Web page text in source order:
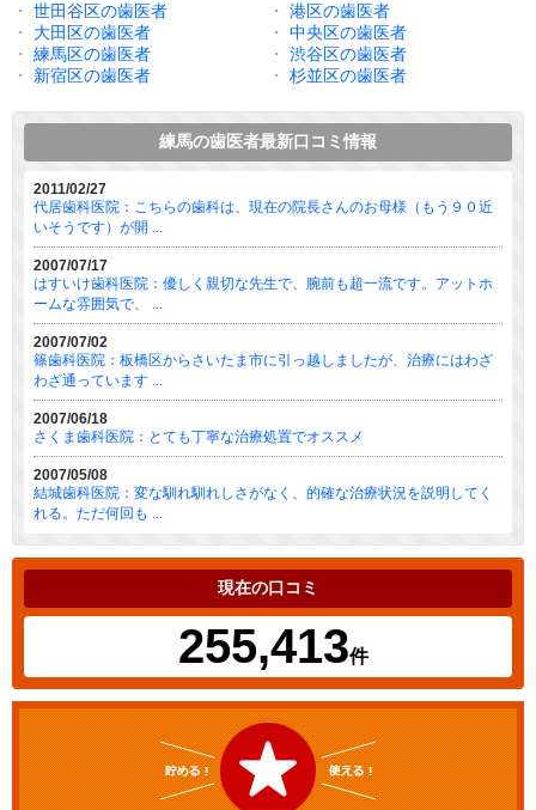
・ 世田谷区の歯医者 ・
港区の歯医者
・
大田区の歯医者 ・
中央区の歯医者
・
練馬区の歯医者 ・
渋谷区の歯医者
・
新宿区の歯医者 ・ 杉並区の歯医者
練馬の歯医者最新口コミ情報
2011/02/27
代居歯科医院：こちらの歯科は、現在の院長さんのお母様（もう９０近
いそうです）が開 ...
2007/07/17
はすいけ歯科医院：優しく親切な先生で、腕前も超一流です。アットホ
ームな雰囲気で、 ...
2007/07/02
篠歯科医院：板橋区からさいたま市に引っ越しましたが、治療にはわざ
わざ通っています ...
2007/06/18
さくま歯科医院：とても丁寧な治療処置でオススメ
2007/05/08
結城歯科医院：変な馴れ馴れしさがなく、的確な治療状況を説明してく
れる。ただ何回も ...
現在の口コミ
255,413件